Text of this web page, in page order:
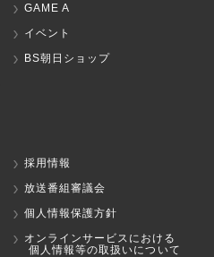
GAME A
イベント
BS朝日ショップ
採用情報
放送番組審議会
個人情報保護方針
オンラインサービスにおける
個人情報等の取扱いについて